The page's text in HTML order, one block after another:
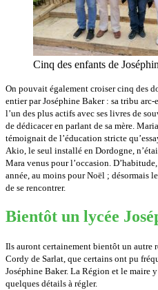
Cinq des enfants de
On pouvait également croiser cinq des
entier par Joséphine Baker : sa tribu
l’un des plus actifs avec ses livres de
de dédicacer en parlant de sa mère.
témoignait de l’éducation stricte
Akio, le seul installé en Dordogne,
Mara venus pour l’occasion.
année, au moins pour Noël ; désormais
de se rencontrer.
Bientôt un lycée
Ils auront certainement bientôt un autre
Cordy de Sarlat, que certains ont pu
Joséphine Baker. La Région et le maire
quelques détails à régler.